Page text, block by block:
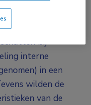
cross-sectionele
prevalentie van
bij
interne
in een
wilden de
van de